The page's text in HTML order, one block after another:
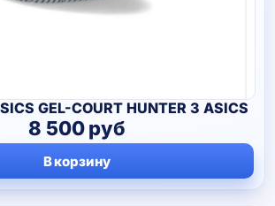
GEL-COURT HUNTER 3 ASICS
8 500руб
В корзину